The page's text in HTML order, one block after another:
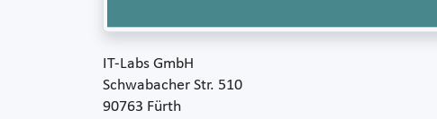
IT-Labs GmbH
Schwabacher Str. 510
90763 Fürth